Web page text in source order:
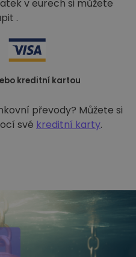
v eurech si můžete
.
kreditní kartou
převody? Můžete si
své kreditní karty.